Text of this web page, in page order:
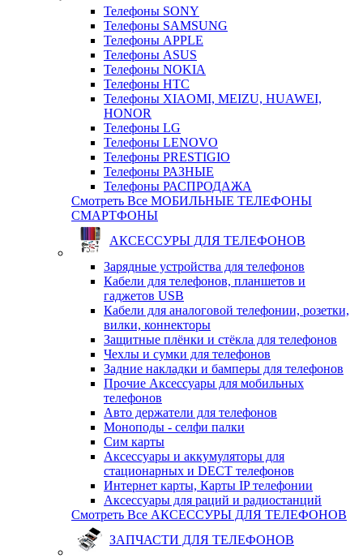
Телефоны SONY
Телефоны SAMSUNG
Телефоны APPLE
Телефоны ASUS
Телефоны NOKIA
Телефоны HTC
Телефоны XIAOMI, MEIZU, HUAWEI,
HONOR
Телефоны LG
Телефоны LENOVO
Телефоны PRESTIGIO
Телефоны РАЗНЫЕ
Телефоны РАСПРОДАЖА
Смотреть Все МОБИЛЬНЫЕ ТЕЛЕФОНЫ
СМАРТФОНЫ
АКСЕССУРЫ ДЛЯ ТЕЛЕФОНОВ
Зарядные устройства для телефонов
Кабели для телефонов, планшетов и
гаджетов USB
Кабели для аналоговой телефонии, розетки,
вилки, коннекторы
Защитные плёнки и стёкла для телефонов
Чехлы и сумки для телефонов
Задние накладки и бамперы для телефонов
Прочие Аксессуары для мобильных
телефонов
Авто держатели для телефонов
Моноподы - селфи палки
Сим карты
Аксессуары и аккумуляторы для
стационарных и DECT телефонов
Интернет карты, Карты IP телефонии
Аксессуары для раций и радиостанций
Смотреть Все АКСЕССУРЫ ДЛЯ ТЕЛЕФОНОВ
ЗАПЧАСТИ ДЛЯ ТЕЛЕФОНОВ